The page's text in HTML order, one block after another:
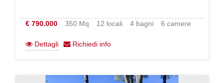
€ 790.000 350 Mq 12 locali 4 bagni 6 camere
Dettagli Richiedi info